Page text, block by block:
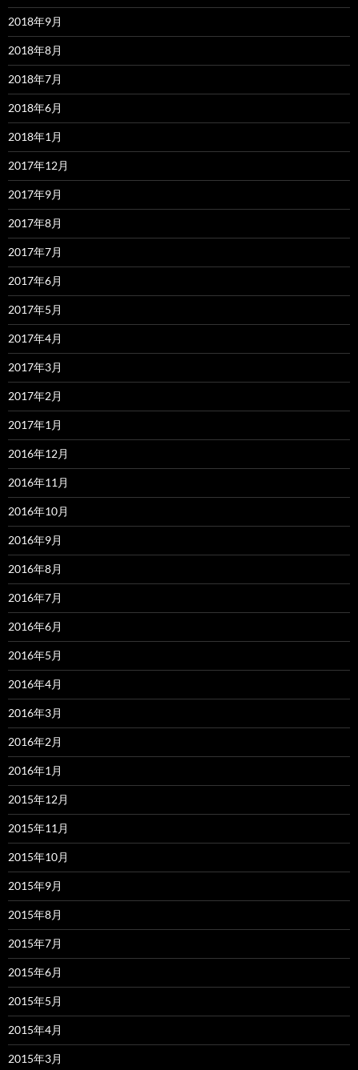
2018年9月
2018年8月
2018年7月
2018年6月
2018年1月
2017年12月
2017年9月
2017年8月
2017年7月
2017年6月
2017年5月
2017年4月
2017年3月
2017年2月
2017年1月
2016年12月
2016年11月
2016年10月
2016年9月
2016年8月
2016年7月
2016年6月
2016年5月
2016年4月
2016年3月
2016年2月
2016年1月
2015年12月
2015年11月
2015年10月
2015年9月
2015年8月
2015年7月
2015年6月
2015年5月
2015年4月
2015年3月